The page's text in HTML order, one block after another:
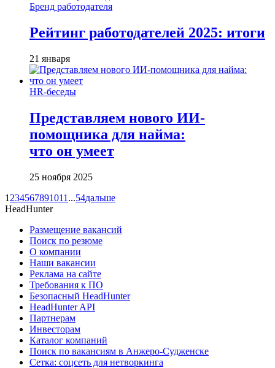
Бренд работодателя
Рейтинг работодателей 2025: итоги
21 января
HR-беседы
Представляем нового ИИ-
помощника для найма:
что он умеет
25 ноября 2025
1 234567891011 ...54дальше
HeadHunter
Размещение вакансий
Поиск по резюме
О компании
Наши вакансии
Реклама на сайте
Требования к ПО
Безопасный HeadHunter
HeadHunter API
Партнерам
Инвесторам
Каталог компаний
Поиск по вакансиям в Анжеро-Судженске
Сетка: соцсеть для нетворкинга